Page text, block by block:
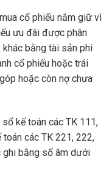
cổ phiếu nắm giữ vì
ưu đãi được phân
bằng tài sản phi
cổ phiếu hoặc trái
hoặc còn nợ chưa
kế toán các TK 111,
các TK 221, 222,
bằng số âm dưới